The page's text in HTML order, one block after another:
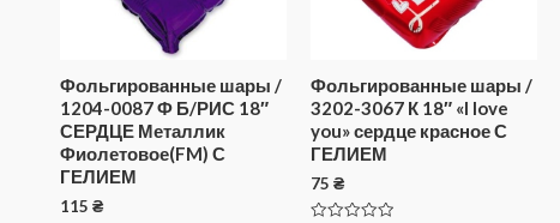
Фольгированные шары /
1204-0087 Ф Б/РИС 18″
СЕРДЦЕ Металлик
Фиолетовое(FM) С
ГЕЛИЕМ
115 ₴
Фольгированные шары /
3202-3067 К 18″ «I love
you» сердце красное С
ГЕЛИЕМ
75 ₴